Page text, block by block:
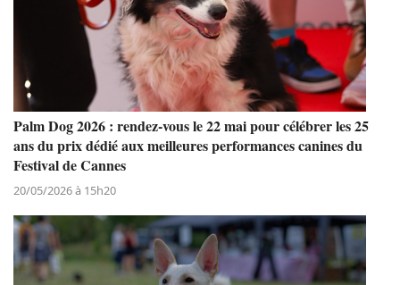
Palm Dog 2026 : rendez-vous le 22 mai pour célébrer les 25
ans du prix dédié aux meilleures performances canines du
Festival de Cannes
20/05/2026 à 15h20